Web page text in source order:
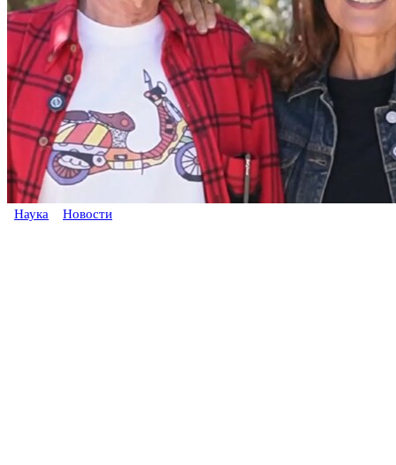
Наука Новости